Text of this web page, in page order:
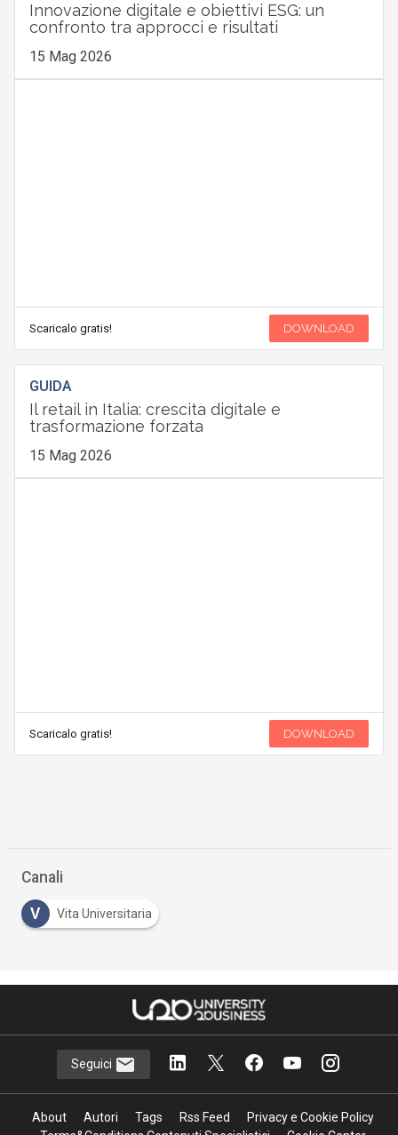
Innovazione digitale e obiettivi ESG: un
confronto tra approcci e risultati
15 Mag 2026
Scaricalo gratis! DOWNLOAD
GUIDA
Il retail in Italia: crescita digitale e
trasformazione forzata
15 Mag 2026
Scaricalo gratis! DOWNLOAD
Canali
V Vita Universitaria
Seguici
About Autori Tags Rss Feed
Privacy e Cookie Policy